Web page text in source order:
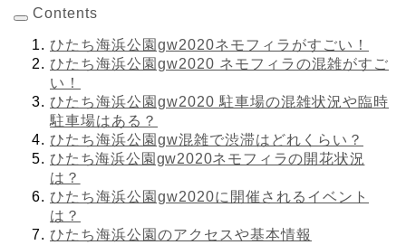
Contents
ひたち海浜公園gw2020ネモフィラがすごい！
ひたち海浜公園gw2020 ネモフィラの混雑がすご
い！
ひたち海浜公園gw2020 駐車場の混雑状況や臨時
駐車場はある？
ひたち海浜公園gw混雑で渋滞はどれくらい？
ひたち海浜公園gw2020ネモフィラの開花状況
は？
ひたち海浜公園gw2020に開催されるイベント
は？
ひたち海浜公園のアクセスや基本情報